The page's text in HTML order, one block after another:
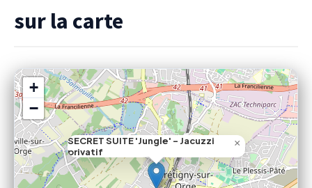
sur la carte
SECRET SUITE 'Jungle' - Jacuzzi
privatif
×
+
−